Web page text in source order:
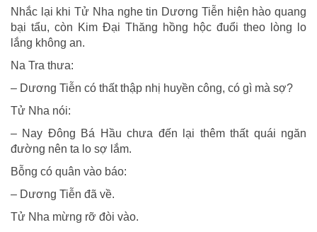
Nhắc lại khi Tử Nha nghe tin Dương Tiễn hiện hào quang
bại tẩu, còn Kim Ðại Thăng hồng hộc đuổi theo lòng lo
lắng không an.
Na Tra thưa:
– Dương Tiễn có thất thập nhị huyền công, có gì mà sợ?
Tử Nha nói:
– Nay Ðông Bá Hầu chưa đến lại thêm thất quái ngăn
đường nên ta lo sợ lắm.
Bỗng có quân vào báo:
– Dương Tiễn đã về.
Tử Nha mừng rỡ đòi vào.